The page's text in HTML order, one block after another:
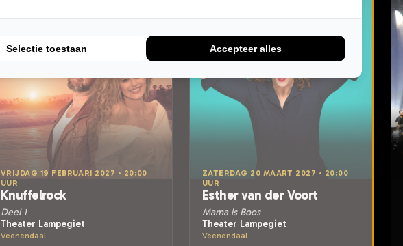
VRIJDAG 19 FEBRUARI 2027 • 20:00
UUR
Knuffelrock
Deel 1
Theater Lampegiet
Veenendaal
ZATERDAG 20 MAART 2027 • 20:00
UUR
Esther van der Voort
Mama is Boos
Theater Lampegiet
Veenendaal
Selectie toestaan Accepteer alles